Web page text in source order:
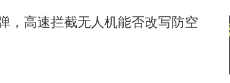
百花奖演讲落泪
，高速拦截无人机能否改写防空